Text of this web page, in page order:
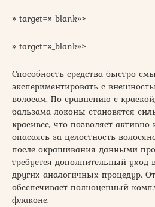
» target=»_blank»>
» target=»_blank»>
Способность средства быстро
экспериментировать с
волосам. По сравнению с
бальзама локоны становятся
красивее, что позволяет активно
опасаясь за целостность
после окрашивания данными
требуется дополнительный уход
других аналогичных процедур.
обеспечивает полноценный
флаконе.